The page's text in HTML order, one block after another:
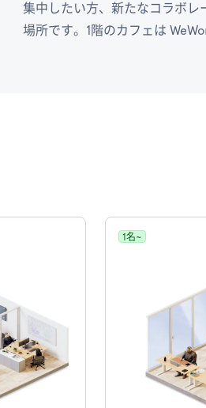
集中したい方、新たなコラボ
場所です。1階のカフェは
1名~